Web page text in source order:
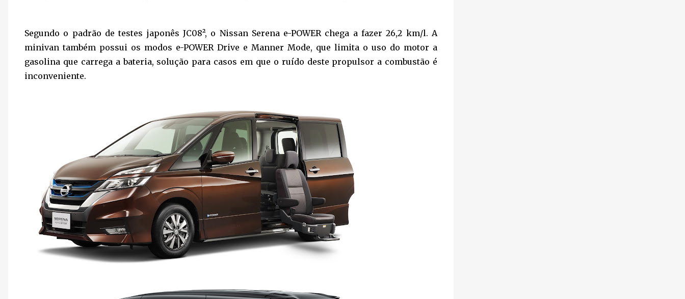
Segundo o padrão de testes japonês JC08², o Nissan Serena e-POWER chega a fazer 26,2 km/l. A
minivan também possui os modos e-POWER Drive e Manner Mode, que limita o uso do motor a
gasolina que carrega a bateria, solução para casos em que o ruído deste propulsor a combustão é
inconveniente.